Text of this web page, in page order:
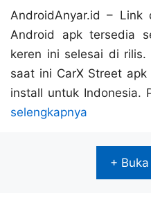
AndroidAnyar.id – Link
Android apk tersedia
keren ini selesai di
saat ini CarX Street
install untuk Indonesia.
selengkapnya
+